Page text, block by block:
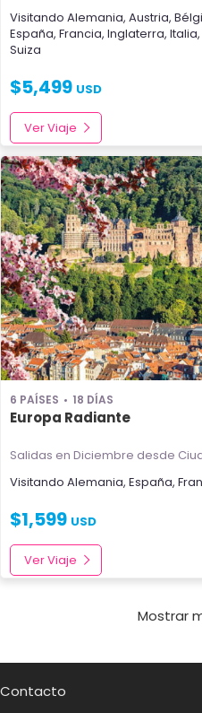
Visitando Alemania, Austria,
España, Francia, Inglaterra, Italia,
Suiza
$5,499 USD
Ver Viaje
6 PAÍSES 18 DÍAS
Europa Radiante
Salidas en Diciembre desde
Visitando Alemania, España,
$1,599 USD
Ver Viaje
Mostrar
Contacto